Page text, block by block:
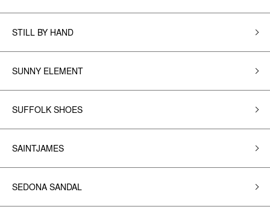
STILL BY HAND
SUNNY ELEMENT
SUFFOLK SHOES
SAINTJAMES
SEDONA SANDAL